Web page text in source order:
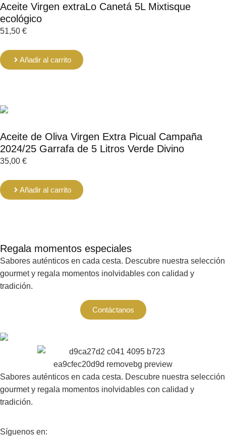
Aceite Virgen extraLo Canetá 5L Mixtisque
ecológico
51,50 €
Añadir al carrito
Aceite de Oliva Virgen Extra Picual Campaña
2024/25 Garrafa de 5 Litros Verde Divino
35,00 €
Añadir al carrito
Regala momentos especiales
Sabores auténticos en cada cesta. Descubre nuestra selección
gourmet y regala momentos inolvidables con calidad y
tradición.
Contáctanos
Sabores auténticos en cada cesta. Descubre nuestra selección
gourmet y regala momentos inolvidables con calidad y
tradición.
Síguenos en: